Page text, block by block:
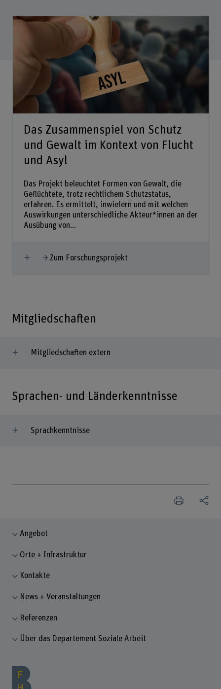
Das Zusammenspiel von Schutz
und Gewalt im Kontext von Flucht
und Asyl
Das Projekt beleuchtet Formen von Gewalt, die
Geflüchtete, trotz rechtlichem Schutzstatus,
erfahren. Es ermittelt, inwiefern und mit welchen
Auswirkungen unterschiedliche Akteur*innen an der
Ausübung von...
Mehr anzeigen
Zum Forschungsprojekt
Mitgliedschaften
Mitgliedschaften extern
Sprachen- und Länderkenntnisse
Sprachkenntnisse
Angebot
Orte + Infrastruktur
Kontakte
News + Veranstaltungen
Referenzen
Über das Departement Soziale Arbeit